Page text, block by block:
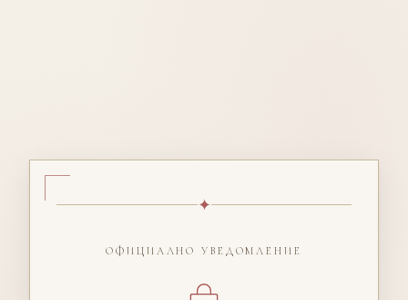
✦
ОФИЦИАЛНО УВЕДОМЛЕНИЕ